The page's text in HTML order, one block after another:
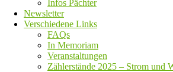
Infos Pächter
Newsletter
Verschiedene Links
FAQs
In Memoriam
Veranstaltungen
Zählerstände 2025 – Strom und